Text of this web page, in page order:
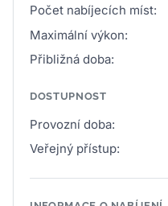
Počet nabíjecích míst:
Maximální výkon:
Přibližná doba:
DOSTUPNOST
Provozní doba:
Veřejný přístup: